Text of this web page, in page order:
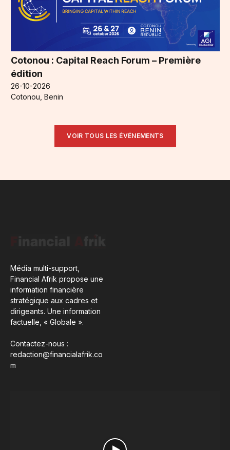
Cotonou : Capital Reach Forum – Première
édition
26-10-2026
Cotonou, Benin
VOIR TOUS LES ÉVÉNEMENTS
Média multi-support,
Financial Afrik propose une
information financière
stratégique aux cadres et
dirigeants. Une information
factuelle, « Globale ».
Contactez-nous :
redaction@financialafrik.co
m